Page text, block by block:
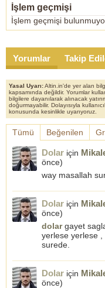
İşlem geçmişi
İşlem geçmişi
Yorumlar Takip
Yasal Uyarı:Altin.in'de yer alan
kapsamında değildir. Yorumlar
bilgilere dayanılarak alınacak
doğurmayabilir. Dolayısıyla
konusunda kesinlikle uyarıyoruz.
Tümü Beğenilen
Dolar için
önce)
way masallah
Dolar için
önce)
dolargayet
yerlese yerlese
surede.
Dolar için
önce)